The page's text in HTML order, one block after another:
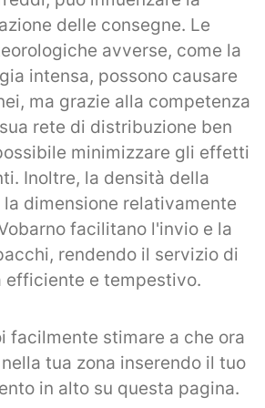
delle consegne. Le
avverse, come la
intensa, possono causare
ma grazie alla competenza
rete di distribuzione ben
minimizzare gli effetti
Inoltre, la densità della
dimensione relativamente
facilitano l'invio e la
rendendo il servizio di
efficiente e tempestivo.
facilmente stimare a che ora
tua zona inserendo il tuo
in alto su questa pagina.